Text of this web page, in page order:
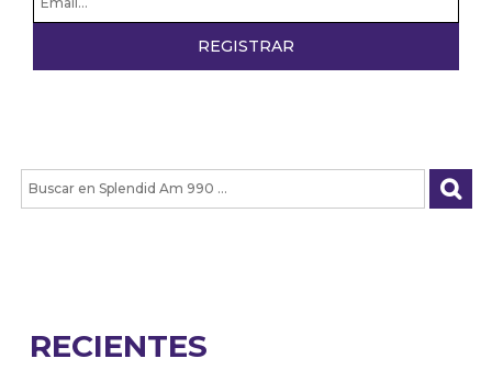
RECIENTES